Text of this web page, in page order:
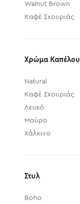
Walnut Brown
Καφέ Σκουριάς
Χρώμα Καπέλου
Natural
Καφέ Σκουριάς
Λευκό
Μαύρο
Χάλκινο
Στυλ
Boho